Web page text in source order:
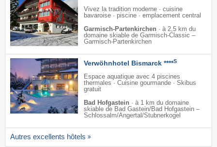
Vivez la tradition moderne · cuisine
bavaroise · piscine · emplacement central
Garmisch-Partenkirchen · à 2,5 km du
domaine skiable de Garmisch-Classic –
Garmisch-Partenkirchen
Verwöhnhotel Bismarck ****S
Espace aquatique avec 4 piscines
thermales · Cuisine gourmande · Skibus
gratuit
Bad Hofgastein · à 1 km du domaine
skiable de Bad Gastein/​Bad Hofgastein –
Schlossalm/​Angertal/​Stubnerkogel
Autres excellents hôtels